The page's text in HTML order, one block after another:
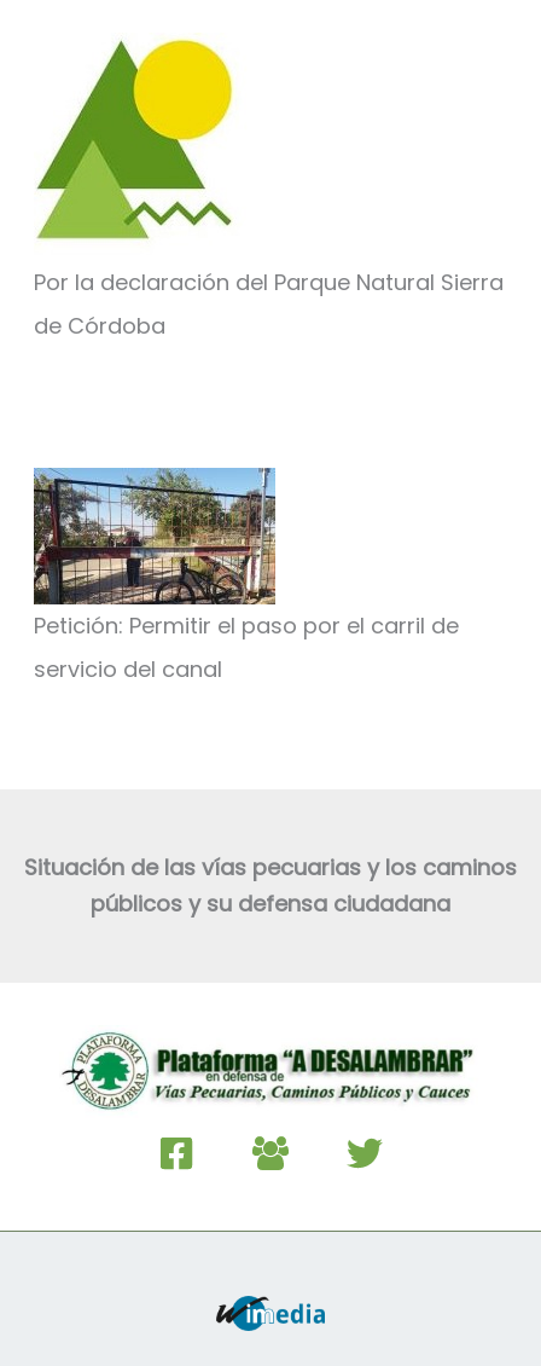
Por la declaración del Parque Natural Sierra
de Córdoba
Petición: Permitir el paso por el carril de
servicio del canal
Situación de las vías pecuarias y los caminos
públicos y su defensa ciudadana